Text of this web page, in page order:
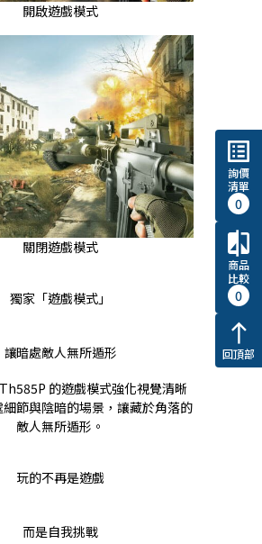
開啟遊戲模式
關閉遊戲模式
獨家「遊戲模式」
讓暗處敵人無所遁形
的遊戲模式強化視覺清晰
節與陰暗的場景，讓藏於角落的
敵人無所遁形。
玩的不再是遊戲
而是自我挑戰
list_alt
詢價
清單
0
compare
商品
比較
0
north
回頂部